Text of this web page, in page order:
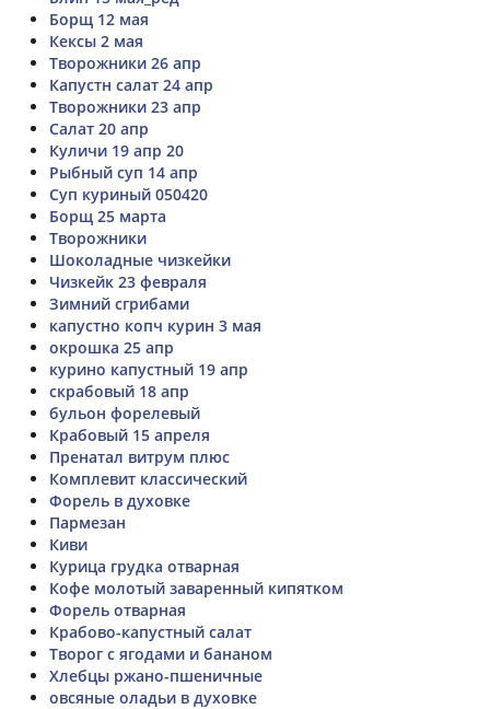
Борщ 12 мая
Кексы 2 мая
Творожники 26 апр
Капустн салат 24 апр
Творожники 23 апр
Салат 20 апр
Куличи 19 апр 20
Рыбный суп 14 апр
Суп куриный 050420
Борщ 25 марта
Творожники
Шоколадные чизкейки
Чизкейк 23 февраля
Зимний сгрибами
капустно копч курин 3 мая
окрошка 25 апр
курино капустный 19 апр
cкрабовый 18 апр
бульон форелевый
Крабовый 15 апреля
Пренатал витрум плюс
Комплевит классический
Форель в духовке
Пармезан
Киви
Курица грудка отварная
Кофе молотый заваренный кипятком
Форель отварная
Крабово-капустный салат
Творог с ягодами и бананом
Хлебцы ржано-пшеничные
овсяные оладьи в духовке